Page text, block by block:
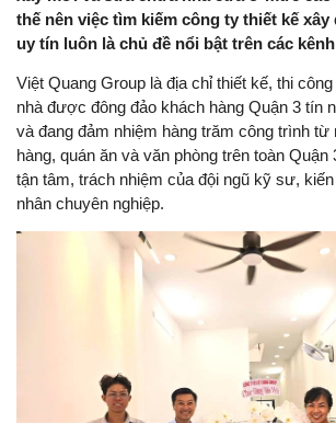
thế nên việc tìm kiếm công ty thiết kế xây
uy tín luôn là chủ đề nổi bật trên các
Việt Quang Group là địa chỉ thiết kế, thi
nhà được đông đảo khách hàng Quận 3 tín
và đang đảm nhiệm hàng trăm công trình từ
hàng, quán ăn và văn phòng trên toàn
tận tâm, trách nhiệm của đội ngũ kỹ sư,
nhân chuyên nghiệp.